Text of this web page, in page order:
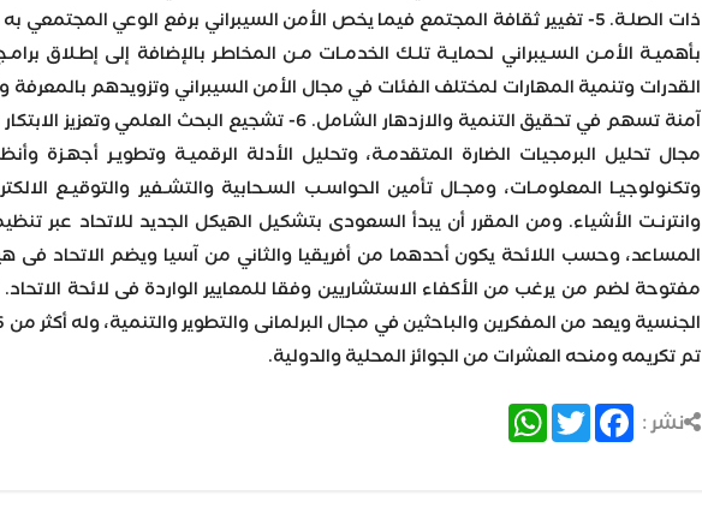
ذات الصلـة. 5- تغيير ثقافة المجتمع فيما يخص الأمن السيبراني برفع الوعي
بأهميـة الأمـن السـيبراني لحمايـة تلـك الخدمـات مـن المخاطـر بالإضافة إلى إطـلاق
القدرات وتنمية المهارات لمختلف الفئات في مجال الأمن السيبراني وتزويدهم بالمعرفة
آمنة تسهم في تحقيق التنمية والازدهار الشامل. 6-
مجال تحليل البرمجيات الضارة المتقدمـة، وتحليل الأدلة الرقميـة وتطويـر أجهـزة
وتكنولوجيـا المعلومـات، ومجـال تأمين الحواسـب السـحابية والتشـفير والتوقيـع
وانترنـت الأشياء. ومن المقرر أن يبدأ السعودى بتشكيل الهيكل الجديد للاتحاد عبر
المساعد، وحسب اللائحة يكون أحدهما من أفريقيا والثاني من آسيا ويضم الاتحاد
مفتوحة لضم من يرغب من الأكفاء الاستشاريين وفقا للمعايير الواردة فى لائحة
تم تكريمه ومنحه العشرات من الجوائز المحلية والدولية.
نشر : Facebook
Twitter
WhatsApp